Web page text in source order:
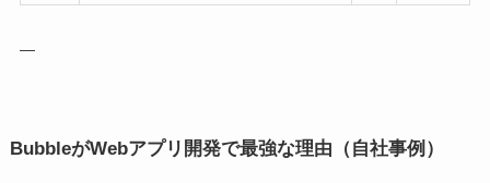
—
BubbleがWebアプリ開発で最強な理由（自社事例）